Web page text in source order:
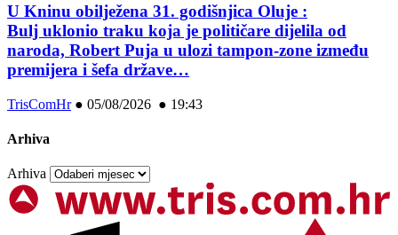
U Kninu obilježena 31. godišnjica Oluje :
Bulj uklonio traku koja je političare dijelila od
naroda, Robert Puja u ulozi tampon-zone između
premijera i šefa države…
TrisComHr● 05/08/2026 ● 19:43
Arhiva
Arhiva